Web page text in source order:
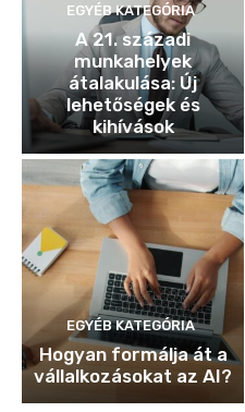
EGYÉB KATEGÓRIA
A 21. századi
munkahelyek
átalakulása: Új
lehetőségek és
kihívások
EGYÉB KATEGÓRIA
Hogyan formálja át a
vállalkozásokat az AI?